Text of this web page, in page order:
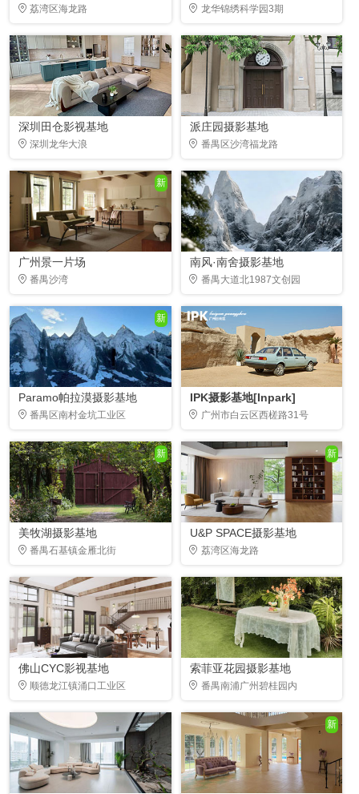
荔湾区海龙路 龙华锦绣科学园3期
深圳田仓影视基地
深圳龙华大浪
派庄园摄影基地
番禺区沙湾福龙路
新
广州景一片场
番禺沙湾
南风·南舍摄影基地
番禺大道北1987文创园
新
Paramo帕拉漠摄影基地
番禺区南村金坑工业区
IPK摄影基地[Inpark]
广州市白云区西槎路31号
新
美牧湖摄影基地
番禺石基镇金雁北街
新
U&P SPACE摄影基地
荔湾区海龙路
佛山CYC影视基地
顺德龙江镇涌口工业区
索菲亚花园摄影基地
番禺南浦广州碧桂园内
新